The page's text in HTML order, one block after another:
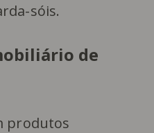
sóis.
de
produtos